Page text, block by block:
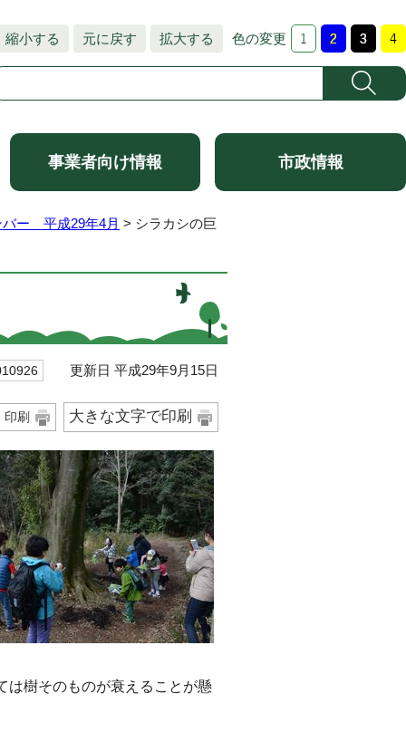
縮小する 元に戻す 拡大する 色の変更
事業者向け情報 市政情報
バー 平成29年4月 > シラカシの巨
更新日 平成29年9月15日
印刷 大きな文字で印刷
は樹そのものが衰えることが懸